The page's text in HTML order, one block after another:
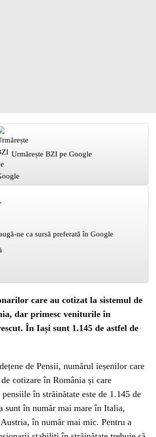
Urmărește BZI pe Google
ne ca sursă preferată în Google
care au cotizat la sistemul de
dar primesc veniturile în
În Iași sunt 1.145 de astfel de
de Pensii, numărul ieșenilor care
cotizare în România și care
în străinătate este de 1.145 de
sunt în număr mai mare în Italia,
în număr mai mic. Pentru a